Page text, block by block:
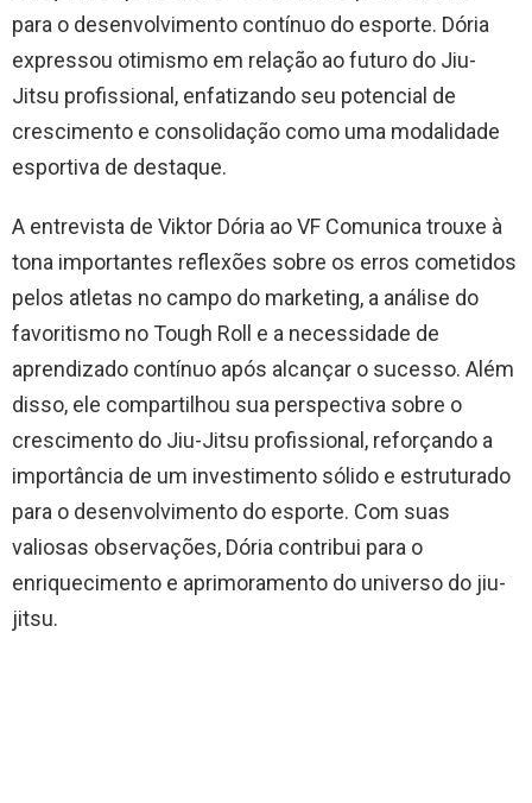
para o desenvolvimento contínuo do esporte. Dória
expressou otimismo em relação ao futuro do Jiu-
Jitsu profissional, enfatizando seu potencial de
crescimento e consolidação como uma modalidade
esportiva de destaque.
A entrevista de Viktor Dória ao VF Comunica trouxe à
tona importantes reflexões sobre os erros cometidos
pelos atletas no campo do marketing, a análise do
favoritismo no Tough Roll e a necessidade de
aprendizado contínuo após alcançar o sucesso. Além
disso, ele compartilhou sua perspectiva sobre o
crescimento do Jiu-Jitsu profissional, reforçando a
importância de um investimento sólido e estruturado
para o desenvolvimento do esporte. Com suas
valiosas observações, Dória contribui para o
enriquecimento e aprimoramento do universo do jiu-
jitsu.